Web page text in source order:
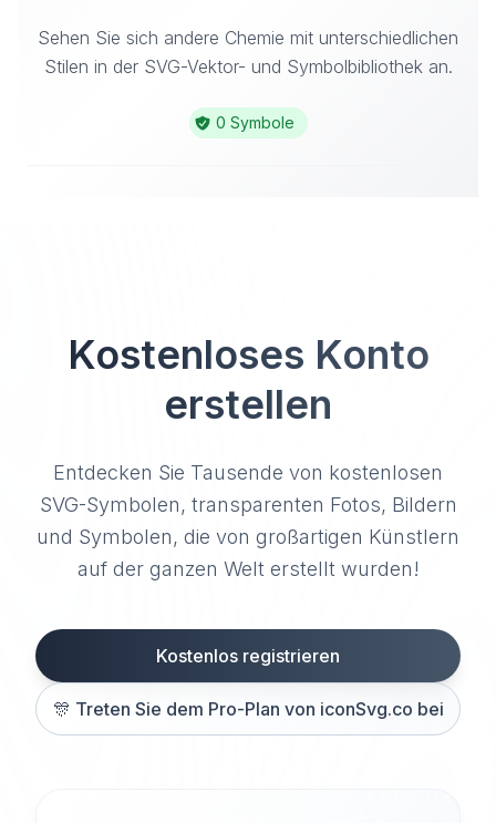
Sehen Sie sich andere Chemie mit unterschiedlichen
Stilen in der SVG-Vektor- und Symbolbibliothek an.
0 Symbole
Kostenloses Konto
erstellen
Entdecken Sie Tausende von kostenlosen
SVG-Symbolen, transparenten Fotos, Bildern
und Symbolen, die von großartigen Künstlern
auf der ganzen Welt erstellt wurden!
Kostenlos registrieren
🎊 Treten Sie dem Pro-Plan von iconSvg.co bei